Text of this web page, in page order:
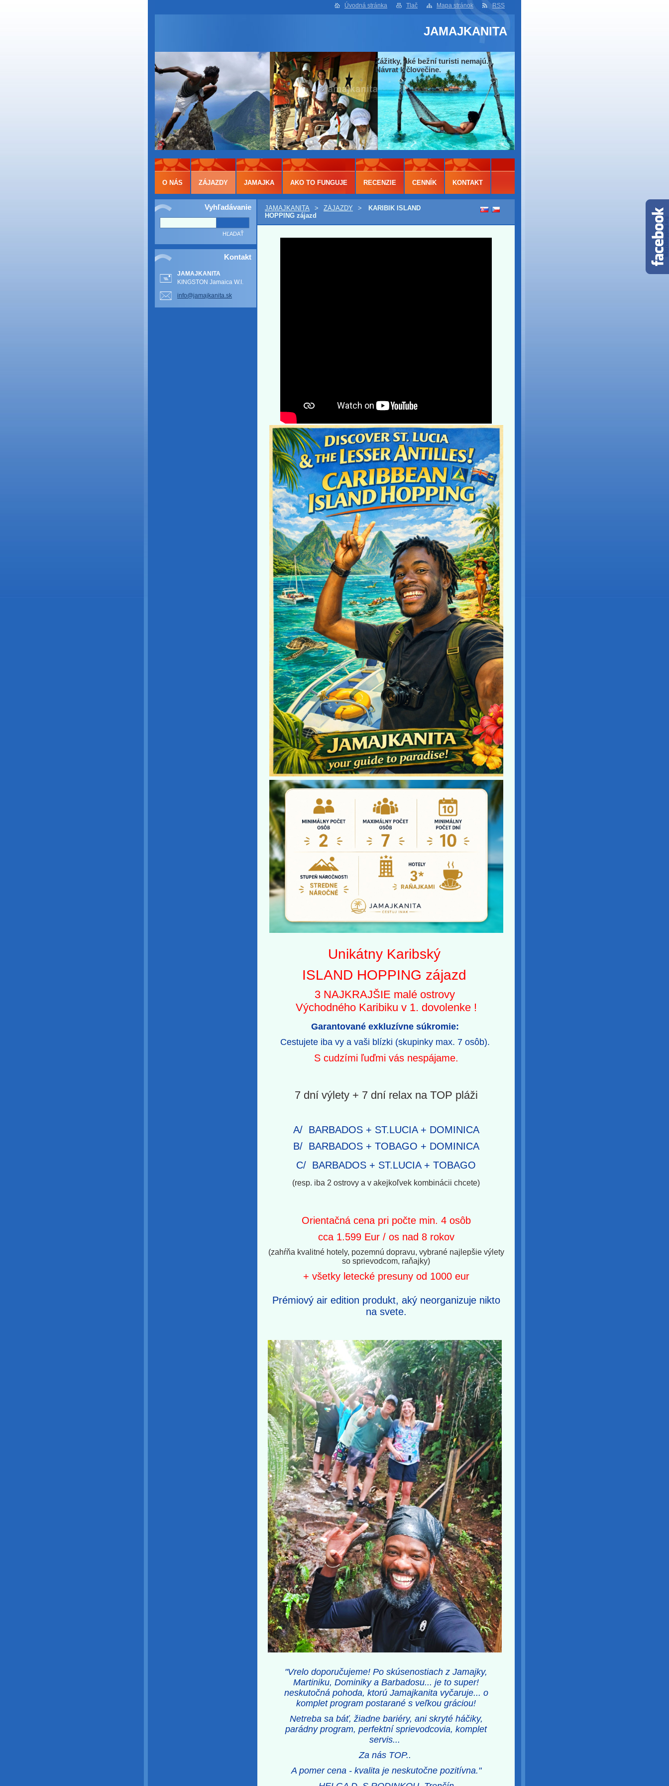
Úvodná stránka Tlač Mapa stránok RSS
JAMAJKANITA
Zážitky, aké bežní turisti nemajú.
Návrat k človečine.
Vyhľadávanie
Kontakt
JAMAJKANITA
KINGSTON Jamaica W.I.
info@jamajkanita.sk
JAMAJKANITA > ZÁJAZDY >
KARIBIK ISLAND
HOPPING zájazd
Unikátny Karibský
ISLAND HOPPING zájazd
3 NAJKRAJŠIE malé ostrovy
Východného Karibiku v 1. dovolenke !
Garantované exkluzívne súkromie:
Cestujete iba vy a vaši blízki (skupinky max. 7 osôb).
S cudzími ľuďmi vás nespájame.
7 dní výlety + 7 dní relax na TOP pláži
A/ BARBADOS + ST.LUCIA + DOMINICA
B/ BARBADOS + TOBAGO + DOMINICA
C/ BARBADOS + ST.LUCIA + TOBAGO
(resp. iba 2 ostrovy a v akejkoľvek kombinácii chcete)
Orientačná cena pri počte min. 4 osôb
cca 1.599 Eur / os nad 8 rokov
(zahŕňa kvalitné hotely, pozemnú dopravu, vybrané najlepšie výlety
so sprievodcom, raňajky)
+ všetky letecké presuny od 1000 eur
Prémiový air edition produkt, aký neorganizuje nikto
na svete.
"Vrelo doporučujeme! Po skúsenostiach z Jamajky,
Martiniku, Dominiky a Barbadosu... je to super!
neskutočná pohoda, ktorú Jamajkanita vyčaruje... o
komplet program postarané s veľkou gráciou!
Netreba sa báť, žiadne bariéry, ani skryté háčiky,
parádny program, perfektní sprievodcovia, komplet
servis...
Za nás TOP..
A pomer cena - kvalita je neskutočne pozitívna."
O NÁS ZÁJAZDY JAMAJKA AKO TO FUNGUJE RECENZIE CENNÍK KONTAKT